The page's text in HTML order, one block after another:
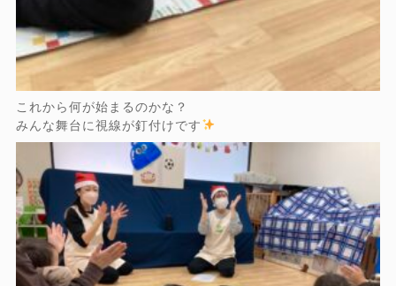
これから何が始まるのかな？
みんな舞台に視線が釘付けです